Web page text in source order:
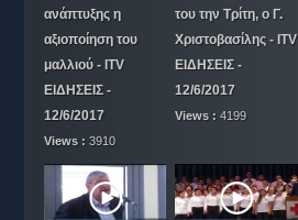
ανάπτυξης η
αξιοποίηση του
μαλλιού - ITV
ΕΙΔΗΣΕΙΣ -
12/6/2017
Views : 3910
του την Τρίτη, ο Γ.
Χριστοβασίλης - ITV
ΕΙΔΗΣΕΙΣ -
12/6/2017
Views :4199